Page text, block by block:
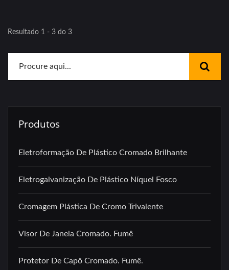
Resultado 1 - 3 do 3
Produtos
Eletroformação De Plástico Cromado Brilhante
Eletrogalvanização De Plástico Níquel Fosco
Cromagem Plástica De Cromo Trivalente
Visor De Janela Cromado. Fumê
Protetor De Capô Cromado. Fumê.